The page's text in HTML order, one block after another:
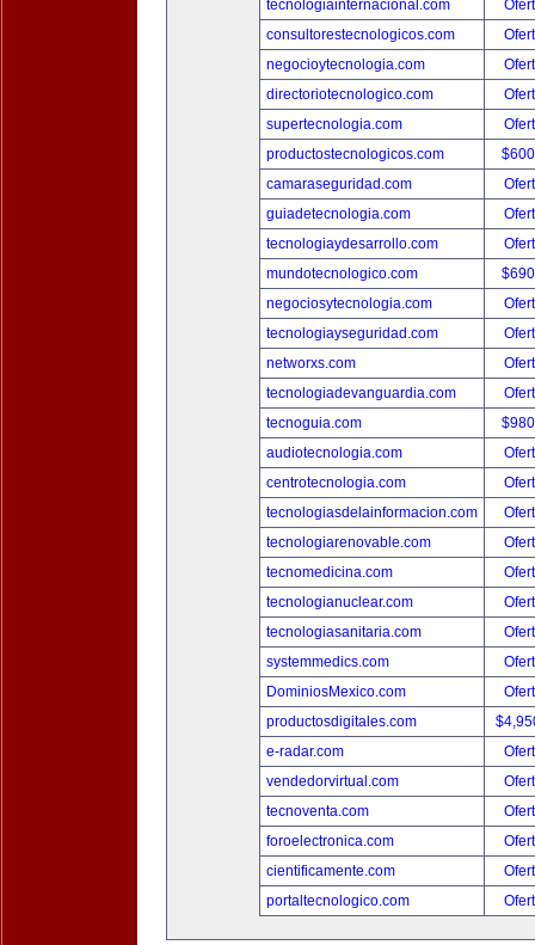
tecnologiainternacional.com
consultorestecnologicos.com
negocioytecnologia.com
directoriotecnologico.com
supertecnologia.com
productostecnologicos.com
camaraseguridad.com
guiadetecnologia.com
tecnologiaydesarrollo.com
mundotecnologico.com
negociosytecnologia.com
tecnologiayseguridad.com
networxs.com
tecnologiadevanguardia.com
tecnoguia.com
audiotecnologia.com
centrotecnologia.com
tecnologiasdelainformacion.com
tecnologiarenovable.com
tecnomedicina.com
tecnologianuclear.com
tecnologiasanitaria.com
systemmedics.com
DominiosMexico.com
productosdigitales.com
e-radar.com
vendedorvirtual.com
tecnoventa.com
foroelectronica.com
cientificamente.com
portaltecnologico.com